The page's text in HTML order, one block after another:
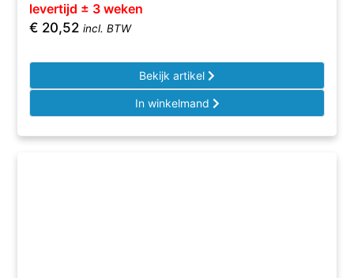
levertijd ± 3 weken
€ 20,52 incl. BTW
Bekijk artikel
In winkelmand